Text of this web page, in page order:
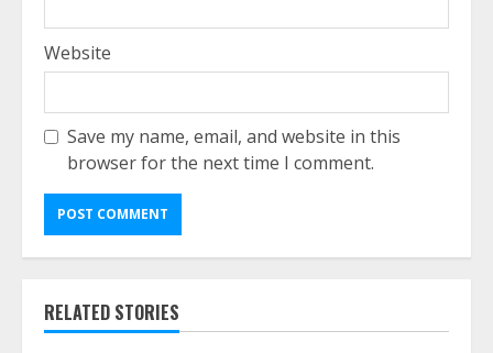
Website
Save my name, email, and website in this
browser for the next time I comment.
RELATED STORIES